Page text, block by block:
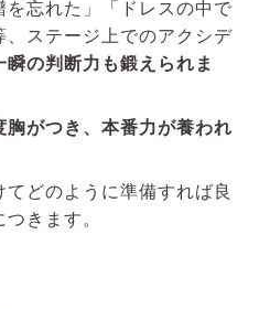
忘れた」「ドレスの中で
ステージ上でのアクシデ
瞬の判断力も鍛えられま
胸がつき、本番力が養われ
どのように準備すれば良
つきます。